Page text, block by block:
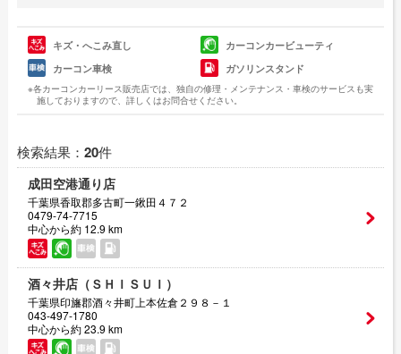
キズ・へこみ直し
カーコンカービューティ
カーコン車検
ガソリンスタンド
※各カーコンカーリース販売店では、独自の修理・メンテナンス・車検のサービスも実
施しておりますので、詳しくはお問合せください。
検索結果： 20件
成田空港通り店
千葉県香取郡多古町一鍬田４７２
0479-74-7715
中心から約 12.9 km
酒々井店（ＳＨＩＳＵＩ）
千葉県印旛郡酒々井町上本佐倉２９８－１
043-497-1780
中心から約 23.9 km